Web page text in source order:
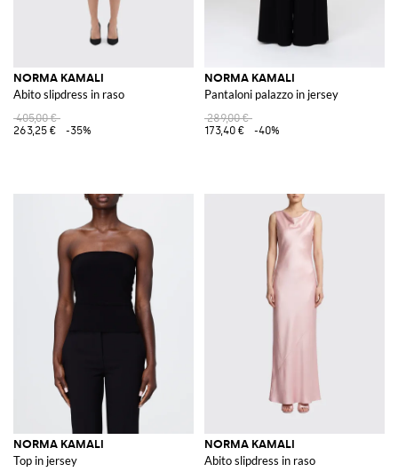
NORMA KAMALI
Abito slipdress in raso
405,00 €
263,25 €
-35%
NORMA KAMALI
Pantaloni palazzo in jersey
289,00 €
173,40 €
-40%
NORMA KAMALI
Top in jersey
NORMA KAMALI
Abito slipdress in raso